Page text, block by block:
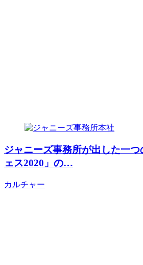
ジャニーズ事務所が出した一
ェス2020」の…
カルチャー